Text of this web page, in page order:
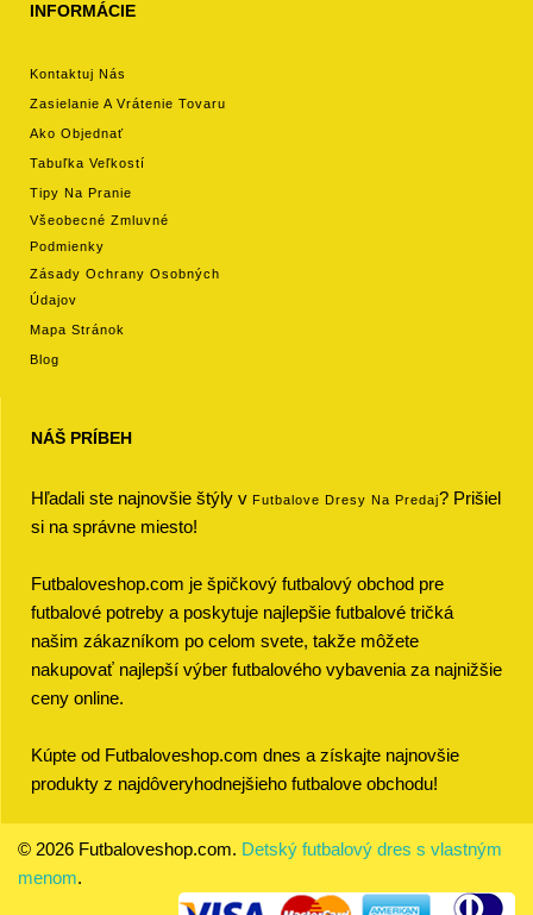
INFORMÁCIE
Kontaktuj Nás
Zasielanie A Vrátenie Tovaru
Ako Objednať
Tabuľka Veľkostí
Tipy Na Pranie
Všeobecné Zmluvné
Podmienky
Zásady Ochrany Osobných
Údajov
Mapa Stránok
Blog
NÁŠ PRÍBEH
Hľadali ste najnovšie štýly v Futbalove Dresy Na Predaj? Prišiel
si na správne miesto!
Futbaloveshop.com je špičkový futbalový obchod pre
futbalové potreby a poskytuje najlepšie futbalové tričká
našim zákazníkom po celom svete, takže môžete
nakupovať najlepší výber futbalového vybavenia za najnižšie
ceny online.
Kúpte od Futbaloveshop.com dnes a získajte najnovšie
produkty z najdôveryhodnejšieho futbalove obchodu!
© 2026 Futbaloveshop.com. Detský futbalový dres s vlastným
menom.